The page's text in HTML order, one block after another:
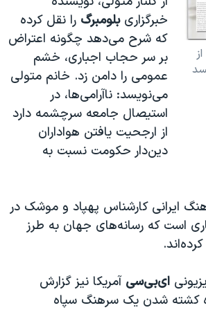
خبرگزاریبلومبرگ را نقل کرده
که شرح می‌دهد چگونه اعتراض
بر سر حجاب اجباری، خشم
عمومی را دامن زد. خانم متولی
می‌نویسد: ناآرامی‌ها، در
استیصال جامعه سرچشمه دارد
از ارجحیت یافتن هواداران
دین‌دار حکومت نسبت به
ایرانی کارشناس پهپاد و موشک در
است که رسانه‌های جهان به طرز
ای‌بی‌سی آمریکا نیز گزارش
کشته شدن یک سرهنگ سپاه